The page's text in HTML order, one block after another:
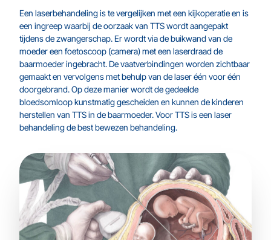
Een laserbehandeling is te vergelijken met een kijkoperatie en is
een ingreep waarbij de oorzaak van TTS wordt aangepakt
tijdens de zwangerschap. Er wordt via de buikwand van de
moeder een foetoscoop (camera) met een laserdraad de
baarmoeder ingebracht. De vaatverbindingen worden zichtbaar
gemaakt en vervolgens met behulp van de laser één voor één
doorgebrand. Op deze manier wordt de gedeelde
bloedsomloop kunstmatig gescheiden en kunnen de kinderen
herstellen van TTS in de baarmoeder. Voor TTS is een laser
behandeling de best bewezen behandeling.